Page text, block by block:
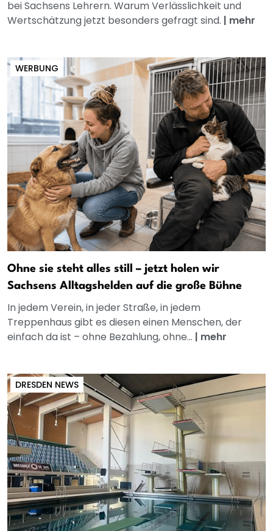
bei Sachsens Lehrern. Warum Verlässlichkeit und
Wertschätzung jetzt besonders gefragt sind. | mehr
WERBUNG
Ohne sie steht alles still – jetzt holen wir
Sachsens Alltagshelden auf die große Bühne
In jedem Verein, in jeder Straße, in jedem
Treppenhaus gibt es diesen einen Menschen, der
einfach da ist – ohne Bezahlung, ohne... | mehr
DRESDEN NEWS